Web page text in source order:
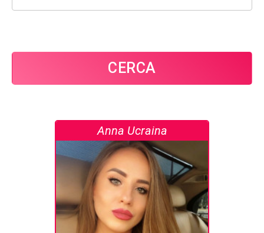
CERCA
Anna Ucraina